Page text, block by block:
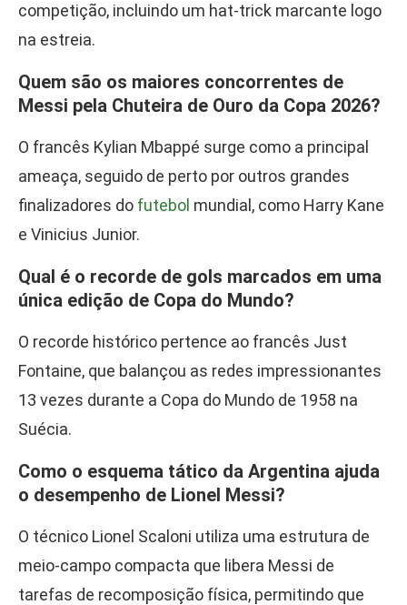
competição, incluindo um hat-trick marcante logo
na estreia.
Quem são os maiores concorrentes de
Messi pela Chuteira de Ouro da Copa 2026?
O francês Kylian Mbappé surge como a principal
ameaça, seguido de perto por outros grandes
finalizadores do futebol mundial, como Harry Kane
e Vinicius Junior.
Qual é o recorde de gols marcados em uma
única edição de Copa do Mundo?
O recorde histórico pertence ao francês Just
Fontaine, que balançou as redes impressionantes
13 vezes durante a Copa do Mundo de 1958 na
Suécia.
Como o esquema tático da Argentina ajuda
o desempenho de Lionel Messi?
O técnico Lionel Scaloni utiliza uma estrutura de
meio-campo compacta que libera Messi de
tarefas de recomposição física, permitindo que